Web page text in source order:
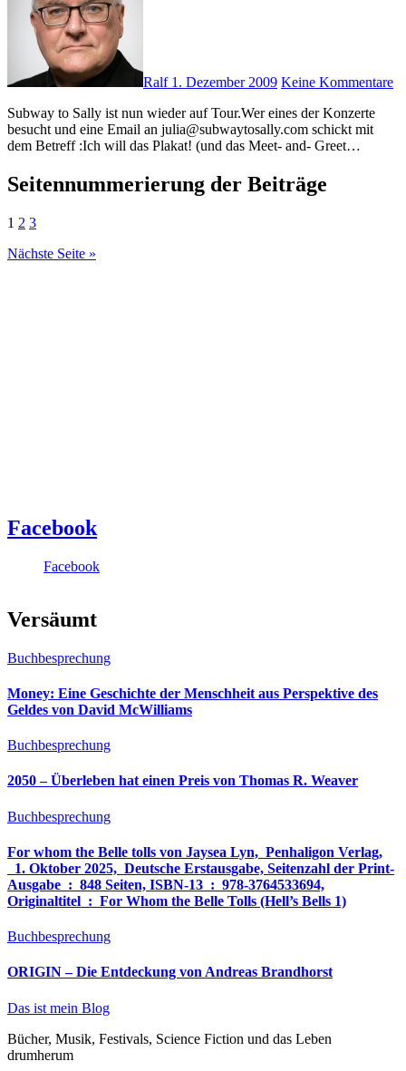
Ralf 1. Dezember 2009 Keine Kommentare
Subway to Sally ist nun wieder auf Tour.Wer eines der Konzerte
besucht und eine Email an julia@subwaytosally.com schickt mit
dem Betreff :Ich will das Plakat! (und das Meet- and- Greet…
Seitennummerierung der Beiträge
1 2 3
Nächste Seite »
Facebook
Facebook
Versäumt
Buchbesprechung
Money: Eine Geschichte der Menschheit aus Perspektive des
Geldes von David McWilliams
Buchbesprechung
2050 – Überleben hat einen Preis von Thomas R. Weaver
Buchbesprechung
For whom the Belle tolls von Jaysea Lyn, ‎ Penhaligon Verlag,
‎ 1. Oktober 2025, ‎ Deutsche Erstausgabe, Seitenzahl der Print-
Ausgabe ‏ : ‎ 848 Seiten, ISBN-13 ‏ : ‎ 978-3764533694,
Originaltitel ‏ : ‎ For Whom the Belle Tolls (Hell’s Bells 1)
Buchbesprechung
ORIGIN – Die Entdeckung von Andreas Brandhorst
Das ist mein Blog
Bücher, Musik, Festivals, Science Fiction und das Leben
drumherum